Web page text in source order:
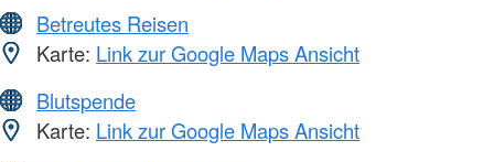
Betreutes Reisen
Karte: Link zur Google Maps Ansicht
Blutspende
Karte: Link zur Google Maps Ansicht